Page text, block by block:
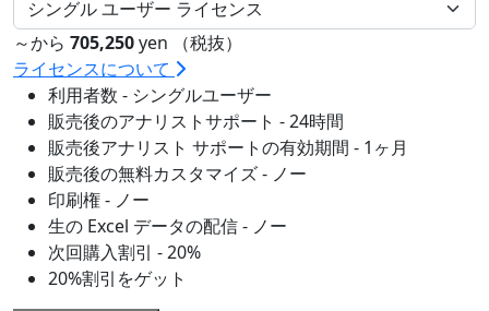
～から 705,250yen （税抜）
ライセンスについて
利用者数 - シングルユーザー
販売後のアナリストサポート - 24時間
販売後アナリスト サポートの有効期間 - 1ヶ月
販売後の無料カスタマイズ - ノー
印刷権 - ノー
生の Excel データの配信 - ノー
次回購入割引 - 20%
20%割引をゲット